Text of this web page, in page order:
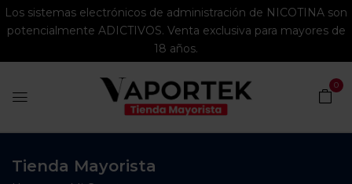
Los sistemas electrónicos de administración de NICOTINA son
potencialmente ADICTIVOS. Venta exclusiva para mayores de
18 años.
0
Tienda Mayorista